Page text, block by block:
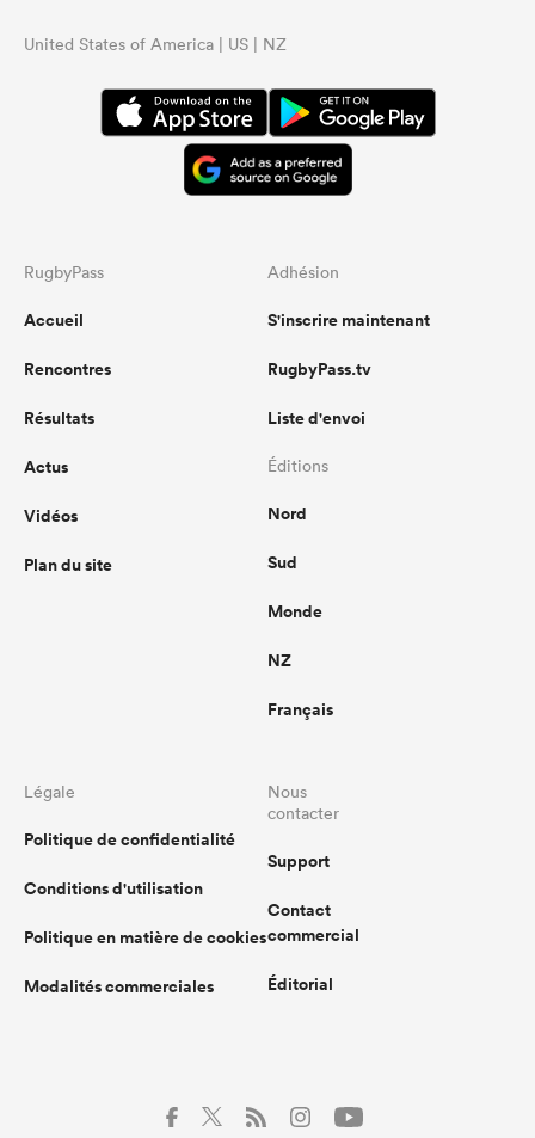
United States of America | US | NZ
RugbyPass
Accueil
Rencontres
Résultats
Actus
Vidéos
Plan du site
Adhésion
S'inscrire maintenant
RugbyPass.tv
Liste d'envoi
Éditions
Nord
Sud
Monde
NZ
Français
Légale
Politique de confidentialité
Conditions d'utilisation
Politique en matière de cookies
Modalités commerciales
Nous
contacter
Support
Contact
commercial
Éditorial